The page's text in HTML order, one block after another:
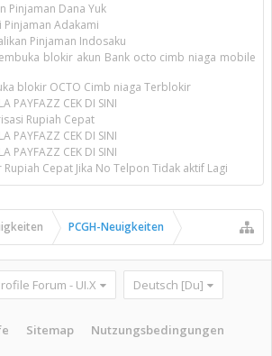
Pinjaman Dana Yuk
Pinjaman Adakami
Pinjaman Indosaku
blokir akun Bank octo cimb niaga mobile
blokir OCTO Cimb niaga Terblokir
PAYFAZZ CEK DI SINI
Rupiah Cepat
PAYFAZZ CEK DI SINI
PAYFAZZ CEK DI SINI
Cepat Jika No Telpon Tidak aktif Lagi
PCGH-Neuigkeiten
Forum - UI.X Deutsch [Du]
Sitemap Nutzungsbedingungen